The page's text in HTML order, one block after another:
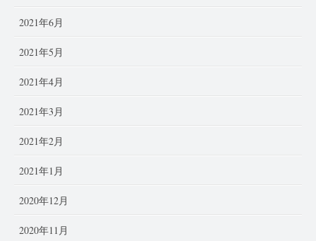
2021年6月
2021年5月
2021年4月
2021年3月
2021年2月
2021年1月
2020年12月
2020年11月